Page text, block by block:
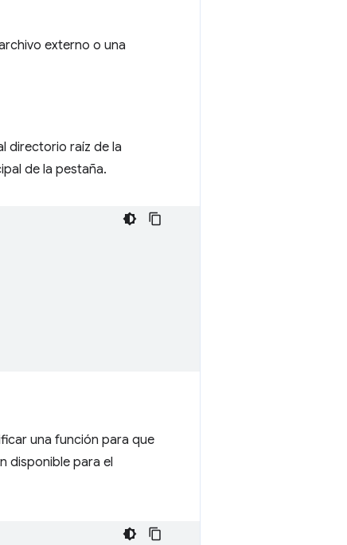
externo o una
directorio raíz de la
de la pestaña.
una función para que
disponible para el